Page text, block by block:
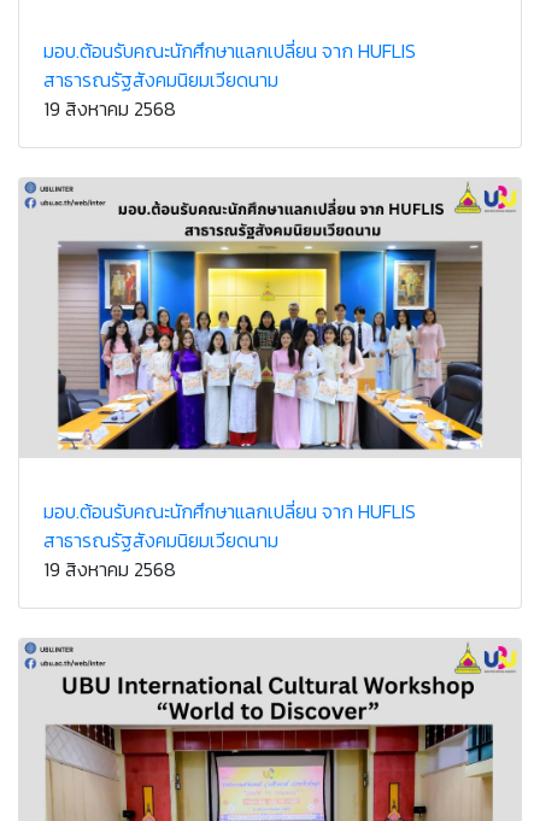
มอบ.ต้อนรับคณะนักศึกษาแลกเปลี่ยน จาก HUFLIS
สาธารณรัฐสังคมนิยมเวียดนาม
19 สิงหาคม 2568
มอบ.ต้อนรับคณะนักศึกษาแลกเปลี่ยน จาก HUFLIS
สาธารณรัฐสังคมนิยมเวียดนาม
19 สิงหาคม 2568